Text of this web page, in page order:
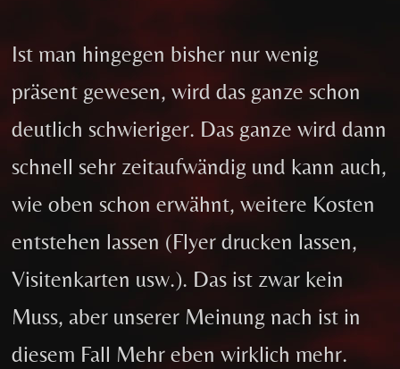
Ist man hingegen bisher nur wenig
präsent gewesen, wird das ganze schon
deutlich schwieriger. Das ganze wird dann
schnell sehr zeitaufwändig und kann auch,
wie oben schon erwähnt, weitere Kosten
entstehen lassen (Flyer drucken lassen,
Visitenkarten usw.). Das ist zwar kein
Muss, aber unserer Meinung nach ist in
diesem Fall Mehr eben wirklich mehr.